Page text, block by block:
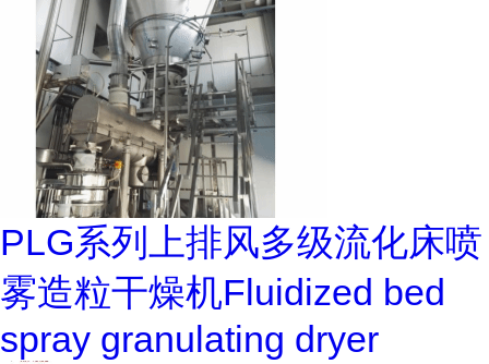
PLG系列上排风多级流化床喷
雾造粒干燥机Fluidized bed
spray granulating dryer